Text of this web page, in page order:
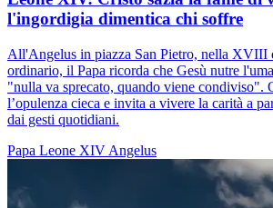
l'ingordigia dimentica chi soffre
All'Angelus in piazza San Pietro, nella XVIII
ordinario, il Papa ricorda che Gesù nutre
"nulla va sprecato, quando viene condiviso".
l’opulenza cieca e invita a vivere la carità a
dai gesti quotidiani.
Papa Leone XIV Angelus